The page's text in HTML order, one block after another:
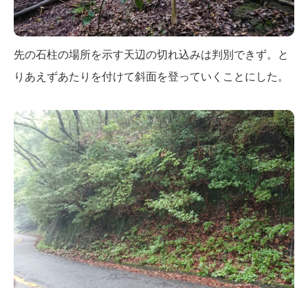
先の石柱の場所を示す天辺の切れ込みは判別できず。と
りあえずあたりを付けて斜面を登っていくことにした。